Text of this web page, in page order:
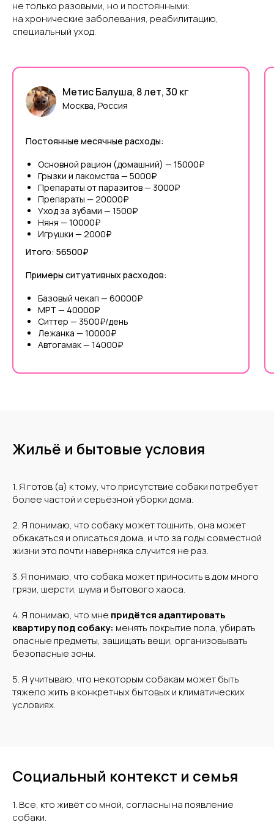
не только разовыми, но и постоянными:
на хронические заболевания, реабилитацию,
специальный уход.
Метис Балуша, 8 лет, 30 кг
Москва, Россия
Постоянные месячные расходы:
Основной рацион (домашний) — 15000₽
Грызки и лакомства — 5000₽
Препараты от паразитов — 3000₽
Препараты — 20000₽
Уход за зубами — 1500₽
Няня — 10000₽
Игрушки — 2000₽
Итого: 56500₽
Примеры ситуативных расходов:
Базовый чекап — 60000₽
МРТ — 40000₽
Ситтер — 3500₽/день
Лежанка — 10000₽
Автогамак — 14000₽
Жильё и бытовые условия
1. Я готов (а) к тому, что присутствие собаки потребует
более частой и серьёзной уборки дома.
2. Я понимаю, что собаку может тошнить, она может
обкакаться и описаться дома, и что за годы совместной
жизни это почти наверняка случится не раз.
3. Я понимаю, что собака может приносить в дом много
грязи, шерсти, шума и бытового хаоса.
4. Я понимаю, что мне придётся адаптировать
квартиру под собаку: менять покрытие пола, убирать
опасные предметы, защищать вещи, организовывать
безопасные зоны.
5. Я учитываю, что некоторым собакам может быть
тяжело жить в конкретных бытовых и климатических
условиях.
Социальный контекст и семья
1. Все, кто живёт со мной, согласны на появление
собаки.